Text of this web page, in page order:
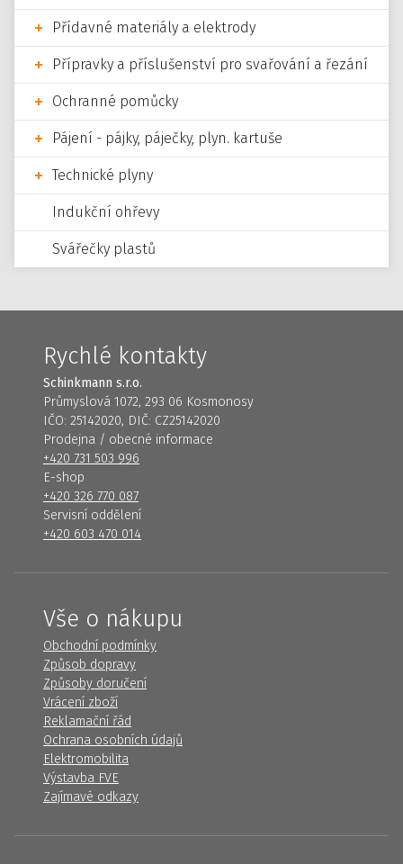
Přídavné materiály a elektrody
Přípravky a příslušenství pro svařování a řezání
Ochranné pomůcky
Pájení - pájky, páječky, plyn. kartuše
Technické plyny
Indukční ohřevy
Svářečky plastů
Rychlé kontakty
Schinkmann s.r.o.
Průmyslová 1072, 293 06 Kosmonosy
IČO: 25142020, DIČ: CZ25142020
Prodejna / obecné informace
+420 731 503 996
E-shop
+420 326 770 087
Servisní oddělení
+420 603 470 014
Vše o nákupu
Obchodní podmínky
Způsob dopravy
Způsoby doručení
Vrácení zboží
Reklamační řád
Ochrana osobních údajů
Elektromobilita
Výstavba FVE
Zajímavé odkazy